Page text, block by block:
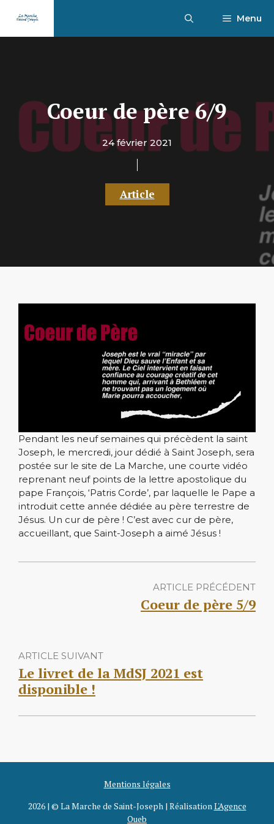
Menu
Coeur de père 6/9
24 février 2021
Article
Pendant les neuf semaines qui précèdent la saint
Joseph, le mercredi, jour dédié à Saint Joseph, sera
postée sur le site de La Marche, une courte vidéo
reprenant neuf points de la lettre apostolique du
pape François, ‘Patris Corde’, par laquelle le Pape a
introduit cette année dédiée au père terrestre de
Jésus. Un cur de père ! C’est avec cur de père,
accueillant, que Saint-Joseph a aimé Jésus !
ARTICLE PRÉCÉDENT
Coeur de père 5/9
ARTICLE SUIVANT
Le livret de la MdSJ 2021 est
disponible !
Mentions légales
2026 | © La Marche de Saint-Joseph | Réalisation L'Agence
Oueb